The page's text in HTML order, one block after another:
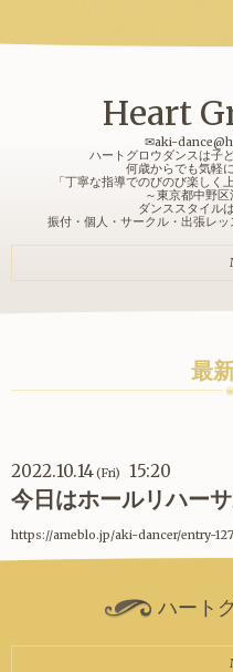
Heart
✉aki-
ハートグロウダンスは子
何歳からでも気軽
「丁寧な指導でのびのび楽しく
～東京都中野
ダンススタイル
振付・個人・サークル・出張レ
最
2022.10.14(Fri) 15:20
今日はホールリハー
https://ameblo.jp/aki-dancer/entry-
ハート